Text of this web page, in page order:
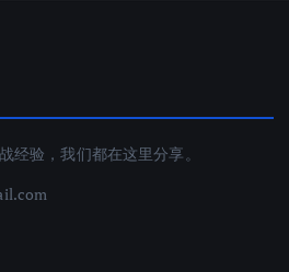
经验，我们都在这里分享。